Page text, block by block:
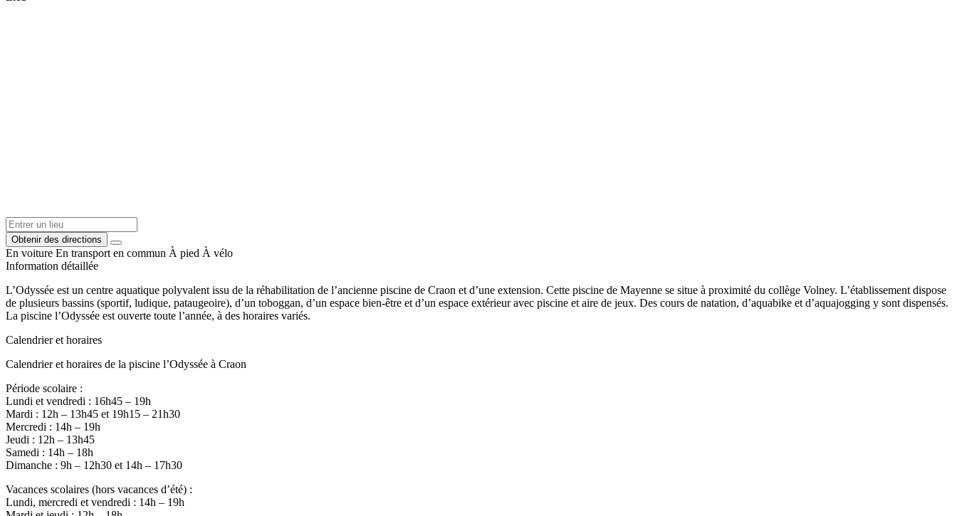
Obtenir des directions
En voiture En transport en commun À pied À vélo
Information détaillée
L’Odyssée est un centre aquatique polyvalent issu de la réhabilitation de l’ancienne piscine de Craon et d’une extension. Cette piscine de Mayenne se situe à proximité du collège Volney. L’établissement dispose
de plusieurs bassins (sportif, ludique, pataugeoire), d’un toboggan, d’un espace bien-être et d’un espace extérieur avec piscine et aire de jeux. Des cours de natation, d’aquabike et d’aquajogging y sont dispensés.
La piscine l’Odyssée est ouverte toute l’année, à des horaires variés.
Calendrier et horaires
Calendrier et horaires de la piscine l’Odyssée à Craon
Période scolaire :
Lundi et vendredi : 16h45 – 19h
Mardi : 12h – 13h45 et 19h15 – 21h30
Mercredi : 14h – 19h
Jeudi : 12h – 13h45
Samedi : 14h – 18h
Dimanche : 9h – 12h30 et 14h – 17h30
Vacances scolaires (hors vacances d’été) :
Lundi, mercredi et vendredi : 14h – 19h